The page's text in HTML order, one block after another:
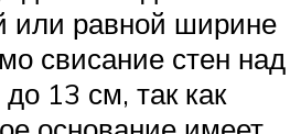
или равной ширине
свисание стен над
13 см, так как